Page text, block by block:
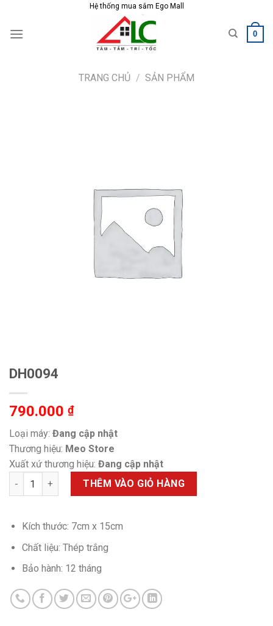
content
Hệ thống mua sắm Ego Mall
0
TRANG CHỦ / SẢN PHẨM
DH0094
790.000 ₫
Loại máy: Đang cập nhật
Thương hiệu: Meo Store
Xuất xứ thương hiệu: Đang cập nhật
DH0094 số lượng THÊM VÀO GIỎ HÀNG
Kích thước: 7cm x 15cm
Chất liệu: Thép trắng
Bảo hành: 12 tháng